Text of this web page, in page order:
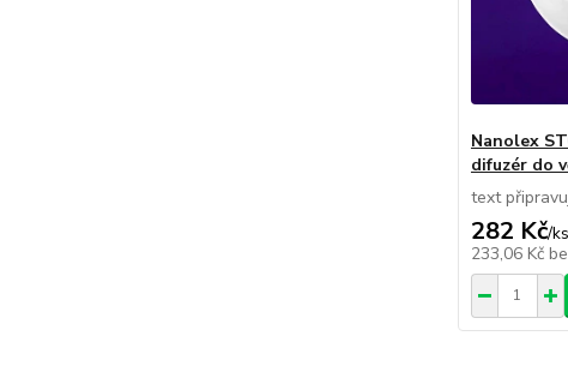
Nanolex
difuzér do
text
282 Kč/ks
233,06 Kč